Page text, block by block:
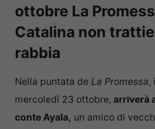
ottobre La
Catalina non
rabbia
Nella puntata de La Promessa,
mercoledì 23 ottobre, arriverà
conte Ayala, un amico di